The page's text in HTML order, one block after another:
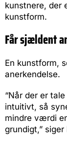
kunstnere, der
kunstform.
Får sjældent
En kunstform,
anerkendelse.
“Når der er
intuitivt, så
mindre værdi
grundigt,”